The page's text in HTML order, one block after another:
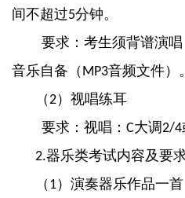
间不超过5分钟。
要求：考生须背谱演
音乐自备（ MP3音频文件）。
（2）视唱练耳
要求：视唱： C大调2/4
2.器乐类考试内容及要
（ 1）演奏器乐作品一